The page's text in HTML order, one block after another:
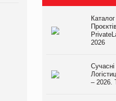
2026
– 2026.